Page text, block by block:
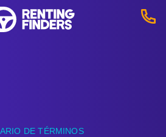
DE TÉRMINOS